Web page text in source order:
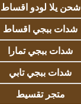
شحن يلا لودو اقساط
شدات ببجي اقساط
شدات ببجي تمارا
شدات ببجي تابي
متجر تقسيط